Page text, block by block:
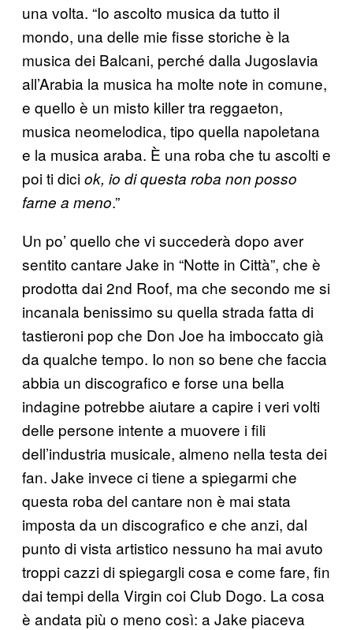
una volta. “Io ascolto musica da tutto il
mondo, una delle mie fisse storiche è la
musica dei Balcani, perché dalla Jugoslavia
all’Arabia la musica ha molte note in comune,
e quello è un misto killer tra reggaeton,
musica neomelodica, tipo quella napoletana
e la musica araba. È una roba che tu ascolti e
poi ti diciok, io di questa roba non posso
farne a meno.”
Un po’ quello che vi succederà dopo aver
sentito cantare Jake in “Notte in Città”, che è
prodotta dai 2nd Roof, ma che secondo me si
incanala benissimo su quella strada fatta di
tastieroni pop che Don Joe ha imboccato già
da qualche tempo. Io non so bene che faccia
abbia un discografico e forse una bella
indagine potrebbe aiutare a capire i veri volti
delle persone intente a muovere i fili
dell’industria musicale, almeno nella testa dei
fan. Jake invece ci tiene a spiegarmi che
questa roba del cantare non è mai stata
imposta da un discografico e che anzi, dal
punto di vista artistico nessuno ha mai avuto
troppi cazzi di spiegargli cosa e come fare, fin
dai tempi della Virgin coi Club Dogo. La cosa
è andata più o meno così: a Jake piaceva